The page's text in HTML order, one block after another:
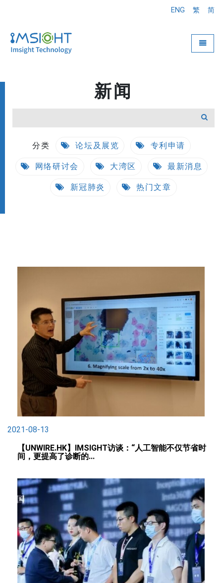
ENG 繁 简
新闻
分类 论坛及展览 专利申请
网络研讨会 大湾区 最新消息
新冠肺炎 热门文章
2021-08-13
【UNWIRE.HK】IMSIGHT访谈：“人工智能不仅节省时
间，更提高了诊断的...